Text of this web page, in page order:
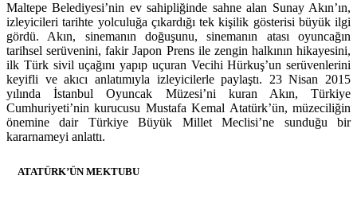
Maltepe Belediyesi’nin ev sahipliğinde sahne alan Sunay Akın’ın,
izleyicileri tarihte yolculuğa çıkardığı tek kişilik gösterisi büyük ilgi
gördü. Akın, sinemanın doğuşunu, sinemanın atası oyuncağın
tarihsel serüvenini, fakir Japon Prens ile zengin halkının hikayesini,
ilk Türk sivil uçağını yapıp uçuran Vecihi Hürkuş’un serüvenlerini
keyifli ve akıcı anlatımıyla izleyicilerle paylaştı. 23 Nisan 2015
yılında İstanbul Oyuncak Müzesi’ni kuran Akın, Türkiye
Cumhuriyeti’nin kurucusu Mustafa Kemal Atatürk’ün, müzeciliğin
önemine dair Türkiye Büyük Millet Meclisi’ne sunduğu bir
kararnameyi anlattı.
ATATÜRK’ÜN MEKTUBU